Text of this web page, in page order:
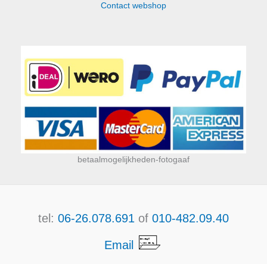
Contact webshop
betaalmogelijkheden-fotogaaf
tel: 06-26.078.691 of 010-482.09.40
Email